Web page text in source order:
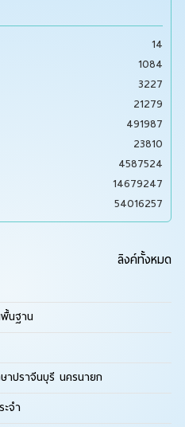
14
1084
3227
21279
491987
23810
4587524
14679247
54016257
ลิงค์ทั้งหมด
นฐาน
าปราจีนบุรี นครนายก
จำ